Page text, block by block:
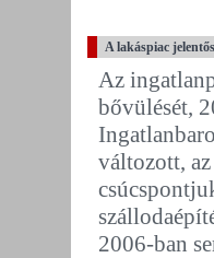
A lakáspiac
Az
bővülését,
változott,
2006-ban